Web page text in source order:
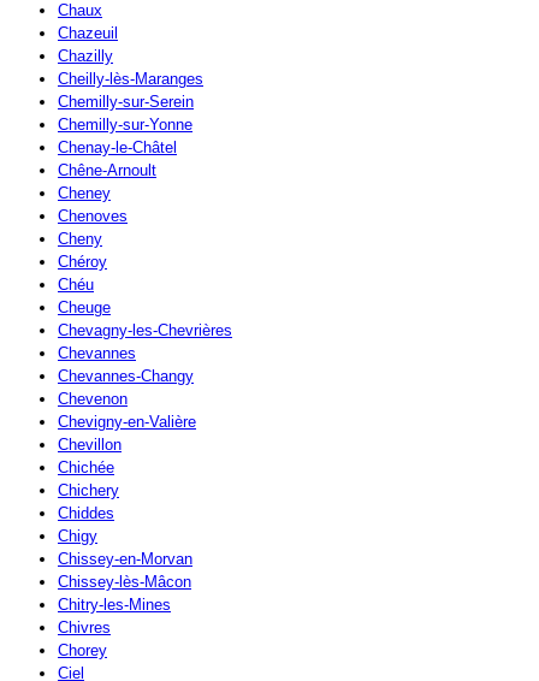
Chaux
Chazeuil
Chazilly
Cheilly-lès-Maranges
Chemilly-sur-Serein
Chemilly-sur-Yonne
Chenay-le-Châtel
Chêne-Arnoult
Cheney
Chenoves
Cheny
Chéroy
Chéu
Cheuge
Chevagny-les-Chevrières
Chevannes
Chevannes-Changy
Chevenon
Chevigny-en-Valière
Chevillon
Chichée
Chichery
Chiddes
Chigy
Chissey-en-Morvan
Chissey-lès-Mâcon
Chitry-les-Mines
Chivres
Chorey
Ciel